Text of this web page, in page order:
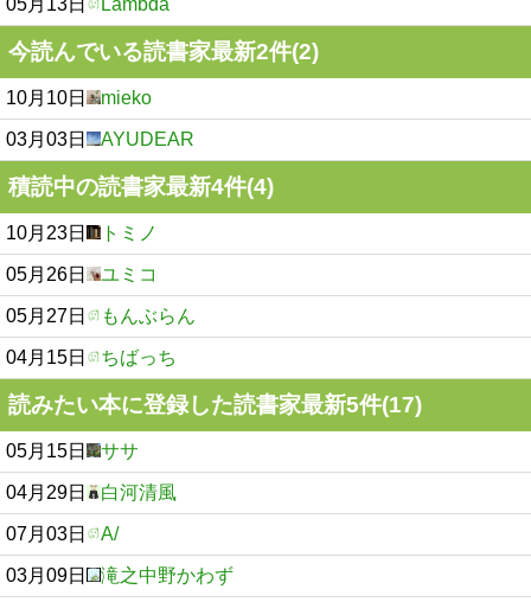
05月13日 Lambda
今読んでいる読書家最新2件(2)
10月10日 mieko
03月03日 AYUDEAR
積読中の読書家最新4件(4)
10月23日 トミノ
05月26日 ユミコ
05月27日 もんぶらん
04月15日 ちばっち
読みたい本に登録した読書家最新5件(17)
05月15日 ササ
04月29日 白河清風
07月03日 A/
03月09日 滝之中野かわず